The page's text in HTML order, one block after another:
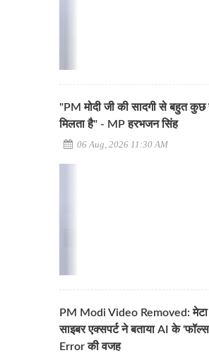
"PM मोदी जी की सादगी से बहुत
मिलता है" - MP हरभजन सिंह
06 Aug, 2026 11:30 AM
PM Modi Video Removed: मेटा
साइबर एक्सपर्ट ने बताया AI के 'फॉल्स
Error की वजह